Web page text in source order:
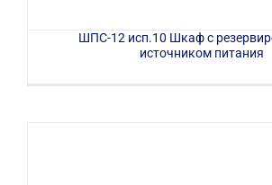
ШПС-12 исп.10 Шкаф с
источником питания